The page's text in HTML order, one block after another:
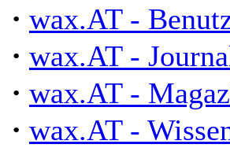
· wax.AT -
· wax.AT -
· wax.AT -
· wax.AT -